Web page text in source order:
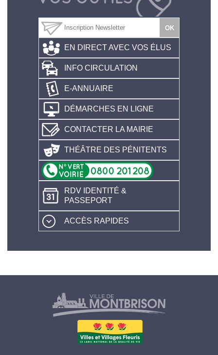
EN DIRECT AVEC VOS ÉLUS
INFO CIRCULATION
E-ANNUAIRE
DÉMARCHES EN LIGNE
CONTACTER LA MAIRIE
THÉÂTRE DES PÉNITENTS
RDV IDENTITÉ &
PASSEPORT
ACCÈS RAPIDES